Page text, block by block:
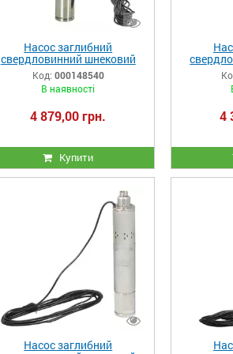
Насос заглибний
свердловинний шнековий
NOWA 4DS 1100-16550
Код: 000148540
В наявності
4 879,00 грн.
Купити
4
Насос заглибний